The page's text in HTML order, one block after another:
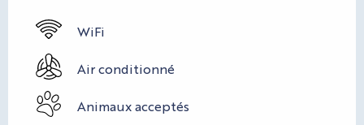
WiFi
Air conditionné
Animaux acceptés